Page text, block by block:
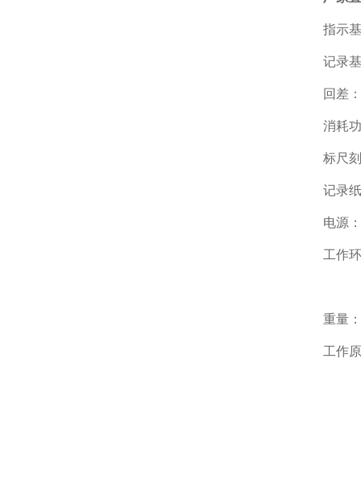
指示
记录
回差
消耗
标尺
记录
电源
工作
重量
工作